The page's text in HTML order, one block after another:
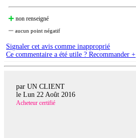
non renseigné
aucun point négatif
Signaler cet avis comme inapproprié
Ce commentaire a été utile ? Recommander +
par UN CLIENT
le Lun 22 Août 2016
Acheteur certifié